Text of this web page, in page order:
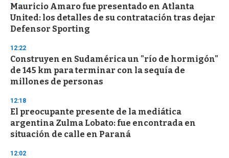
Mauricio Amaro fue presentado en Atlanta
United: los detalles de su contratación tras dejar
Defensor Sporting
12:22
Construyen en Sudamérica un "río de hormigón"
de 145 km para terminar con la sequía de
millones de personas
12:18
El preocupante presente de la mediática
argentina Zulma Lobato: fue encontrada en
situación de calle en Paraná
12:02